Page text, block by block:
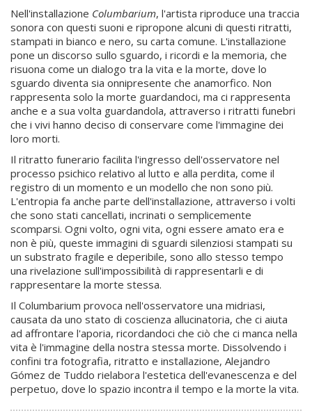
Nell'installazione Columbarium, l'artista riproduce una traccia
sonora con questi suoni e ripropone alcuni di questi ritratti,
stampati in bianco e nero, su carta comune. L'installazione
pone un discorso sullo sguardo, i ricordi e la memoria, che
risuona come un dialogo tra la vita e la morte, dove lo
sguardo diventa sia onnipresente che anamorfico. Non
rappresenta solo la morte guardandoci, ma ci rappresenta
anche e a sua volta guardandola, attraverso i ritratti funebri
che i vivi hanno deciso di conservare come l'immagine dei
loro morti.
Il ritratto funerario facilita l'ingresso dell'osservatore nel
processo psichico relativo al lutto e alla perdita, come il
registro di un momento e un modello che non sono più.
L'entropia fa anche parte dell'installazione, attraverso i volti
che sono stati cancellati, incrinati o semplicemente
scomparsi. Ogni volto, ogni vita, ogni essere amato era e
non è più, queste immagini di sguardi silenziosi stampati su
un substrato fragile e deperibile, sono allo stesso tempo
una rivelazione sull'impossibilità di rappresentarli e di
rappresentare la morte stessa.
Il Columbarium provoca nell'osservatore una midriasi,
causata da uno stato di coscienza allucinatoria, che ci aiuta
ad affrontare l'aporia, ricordandoci che ciò che ci manca nella
vita è l'immagine della nostra stessa morte. Dissolvendo i
confini tra fotografia, ritratto e installazione, Alejandro
Gómez de Tuddo rielabora l'estetica dell'evanescenza e del
perpetuo, dove lo spazio incontra il tempo e la morte la vita.